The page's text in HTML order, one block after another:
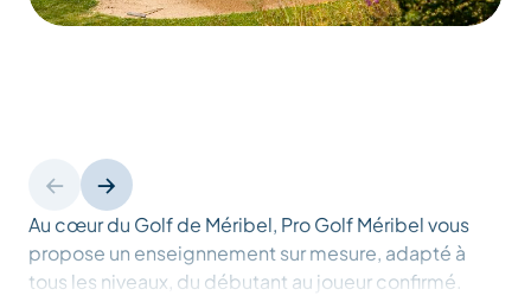
Au cœur du Golf de Méribel, Pro Golf Méribel vous
propose un enseignnement sur mesure, adapté à
tous les niveaux, du débutant au joueur confirmé.